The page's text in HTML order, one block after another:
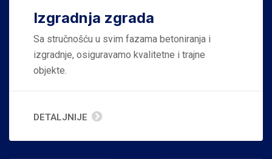
Izgradnja zgrada
Sa stručnošću u svim fazama betoniranja i
izgradnje, osiguravamo kvalitetne i trajne
objekte.
DETALJNIJE